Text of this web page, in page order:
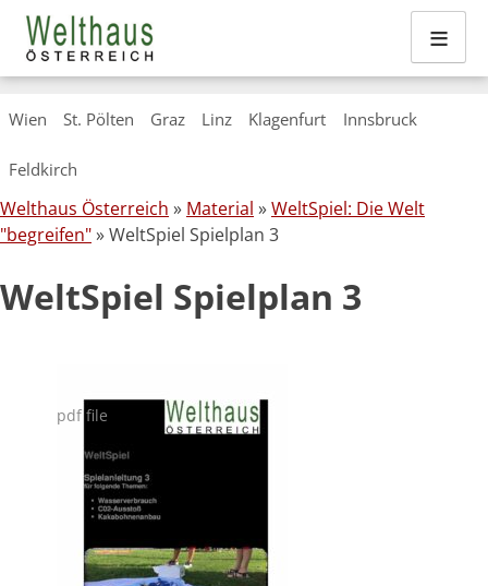
to
content
Wien St. Pölten Graz Linz Klagenfurt Innsbruck
Feldkirch
≡
Welthaus Österreich » Material »WeltSpiel: Die Welt
"begreifen"» WeltSpiel Spielplan 3
WeltSpiel Spielplan 3